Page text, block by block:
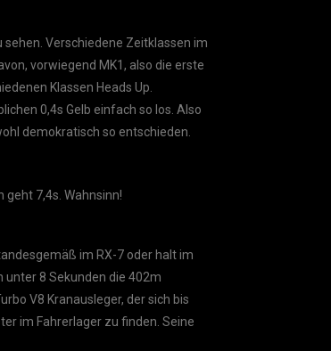
sehen. Verschiedene Zeitklassen im
vorwiegend MK1, also die erste
Klassen Heads Up.
0,4s Gelb einfach so los. Also
demokratisch so entschieden.
geht 7,4s. Wahnsinn!
im RX-7 oder halt im
unter 8 Sekunden die 402m
V8 Kranausleger, der sich bis
im Fahrerlager zu finden. Seine